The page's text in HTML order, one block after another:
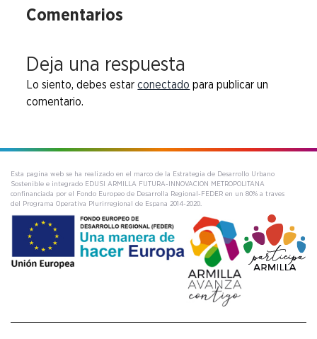
Comentarios
Deja una respuesta
Lo siento, debes estarconectado para publicar un
comentario.
Esta pagina web se ha realizado en el marco de la Estrategia de Desarrollo Urbano
Sostenible e integrado EDUSI ARMILLA FUTURA-INNOVACION METROPOLITANA
confinanciada por el Fondo Europeo de Desarrolla Regional-FEDER en un 80% a traves
del Programa Operativa Plurirregional de Espana 2014-2020.